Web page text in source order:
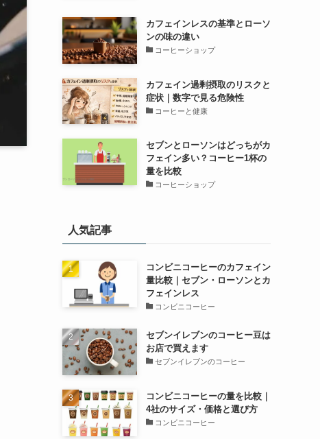
カフェインレスの基準とローソ
ンの味の違い
コーヒーショップ
カフェイン過剰摂取のリスクと
症状｜数字で見る危険性
コーヒーと健康
セブンとローソンはどっちがカ
フェイン多い？コーヒー1杯の
量を比較
コーヒーショップ
人気記事
コンビニコーヒーのカフェイン
量比較｜セブン・ローソンとカ
フェインレス
コンビニコーヒー
セブンイレブンのコーヒー豆は
お店で買えます
セブンイレブンのコーヒー
コンビニコーヒーの量を比較｜
4社のサイズ・価格と選び方
コンビニコーヒー